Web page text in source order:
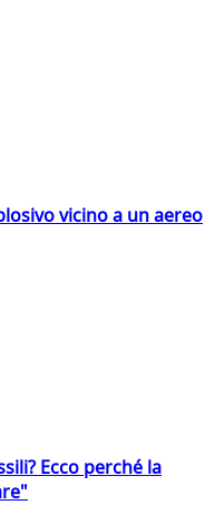
vicino a un aereo
Ecco perché la